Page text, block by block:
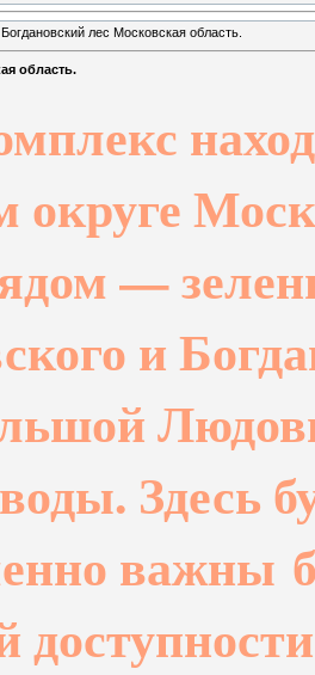
лес Московская область.
область.
округе
—
и
Здесь
важны
доступности